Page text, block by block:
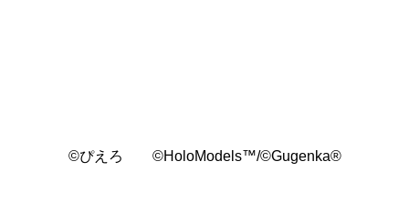
©️ぴえろ ©️HoloModels™/©Gugenka®